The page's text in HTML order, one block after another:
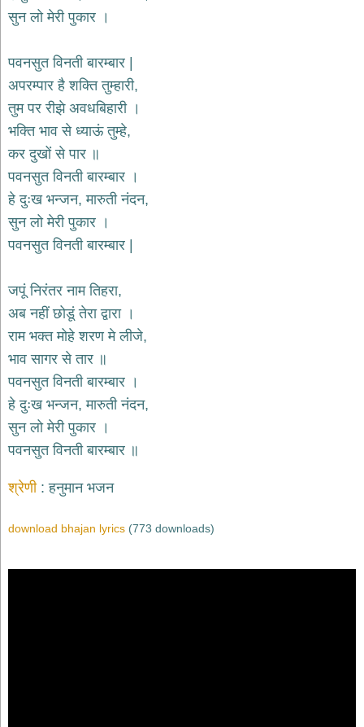
shiv
bhajans
भजन
bhajans
साईं
भजन
bhajans
जैन
भजन
jain
bhajans
दुर्गा
durga
bhajans
भजन
ganesh
राम
भजन
raam
भजन
miscellaneous
सुन लो मेरी पुकार ।
पवनसुत विनती बारम्बार |
अपरम्पार है शक्ति तुम्हारी,
तुम पर रीझे अवधबिहारी ।
भक्ति भाव से ध्याऊं तुम्हे,
कर दुखों से पार ॥
पवनसुत विनती बारम्बार ।
हे दुःख भन्जन, मारुती नंदन,
सुन लो मेरी पुकार ।
पवनसुत विनती बारम्बार |
जपूं निरंतर नाम तिहरा,
अब नहीं छोडूं तेरा द्वारा ।
राम भक्त मोहे शरण मे लीजे,
भाव सागर से तार ॥
पवनसुत विनती बारम्बार ।
हे दुःख भन्जन, मारुती नंदन,
सुन लो मेरी पुकार ।
पवनसुत विनती बारम्बार ॥
श्रेणी हनुमान भजन
download bhajan lyrics (773 downloads)